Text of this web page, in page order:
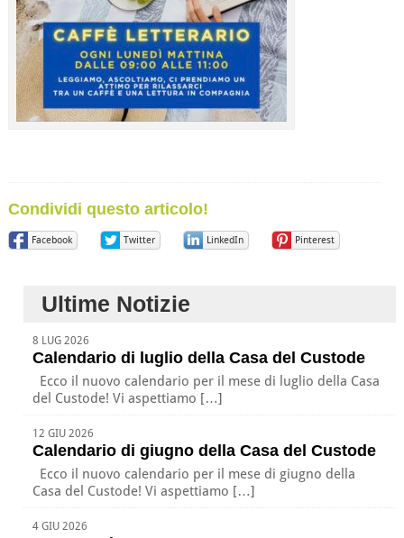
Condividi questo articolo!
Facebook Twitter LinkedIn Pinterest
Ultime Notizie
8 LUG 2026
Calendario di luglio della Casa del Custode
Ecco il nuovo calendario per il mese di luglio della Casa
del Custode! Vi aspettiamo […]
12 GIU 2026
Calendario di giugno della Casa del Custode
Ecco il nuovo calendario per il mese di giugno della
Casa del Custode! Vi aspettiamo […]
4 GIU 2026